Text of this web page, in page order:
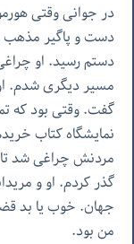
در جوانی وقتی
دست و پاگیر مذهب
دستم رسید. او
مسیر دیگری شدم.
گفت. وقتی بود که
نمایشگاه کتاب
مردنش چراغی شد تا
گذر کردم. او و
جهان. خوب یا بد
من بود.